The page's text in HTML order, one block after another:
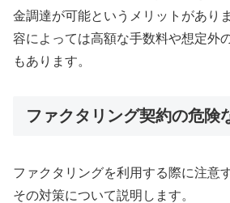
金調達が可能というメリットがあり
容によっては高額な手数料や想定外
もあります。
ファクタリング契約の危険
ファクタリングを利用する際に注意
その対策について説明します。